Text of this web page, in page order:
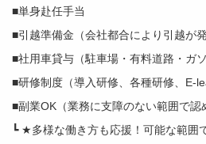
■単身赴任手当
■引越準備金（会社都合により引越が
■社用車貸与（駐車場・有料道路・ガ
■研修制度（導入研修、各種研修、E-
■副業OK（業務に支障のない範囲で認
┗ ★多様な働き方も応援！可能な範囲